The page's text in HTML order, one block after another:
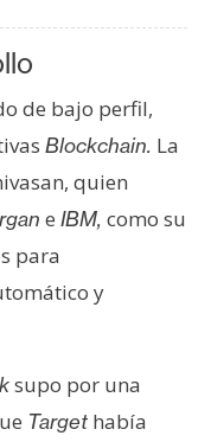
de bajo perfil,
Blockchain. La
quien
e IBM, como su
para
y
supo por una
Target había